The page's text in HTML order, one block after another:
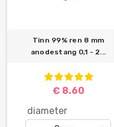
Tinn 99% ren 8 mm
anodestang 0,1 - 2...
€ 8.60
diameter